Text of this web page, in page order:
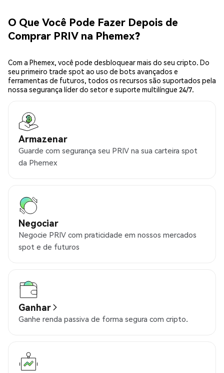
O Que Você Pode Fazer Depois de
Comprar PRIV na Phemex?
Com a Phemex, você pode desbloquear mais do seu cripto. Do
seu primeiro trade spot ao uso de bots avançados e
ferramentas de futuros, todos os recursos são suportados pela
nossa segurança líder do setor e suporte multilíngue 24/7.
Armazenar
Guarde com segurança seu PRIV na sua carteira spot
da Phemex
Negociar
Negocie PRIV com praticidade em nossos mercados
spot e de futuros
Ganhar
Ganhe renda passiva de forma segura com cripto.